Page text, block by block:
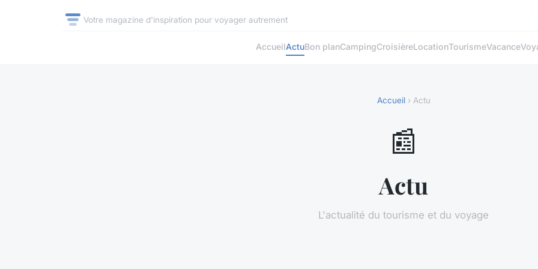
Votre magazine d'inspiration pour voyager autrement
AccueilActuBon planCampingCroisièreLocationTourismeVacance
Accueil› Actu
📰
Actu
L'actualité du tourisme et du voyage